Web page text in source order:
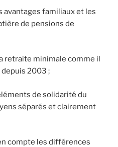
avantages familiaux et les
de pensions de
retraite minimale comme il
2003 ;
de solidarité du
séparés et clairement
compte les différences